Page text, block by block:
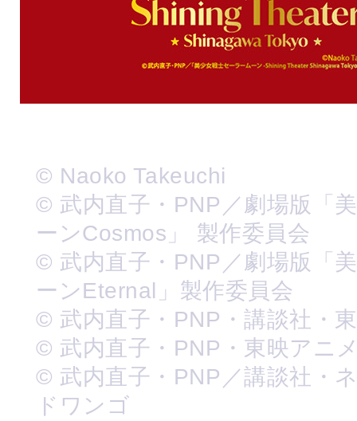
© Naoko Takeuchi
© 武内直子・PNP／劇場版「
ーンCosmos」 製作委員会
© 武内直子・PNP／劇場版「
ーンEternal」製作委員会
© 武内直子・PNP・講談社・
© 武内直子・PNP・東映アニ
© 武内直子・PNP／講談社・
ドワンゴ